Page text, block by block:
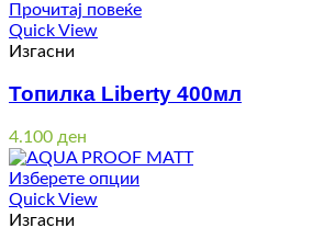
Прочитај повеќе
Quick View
Изгасни
Топилка Liberty 400мл
4.100 ден
Изберете опции
Quick View
Изгасни